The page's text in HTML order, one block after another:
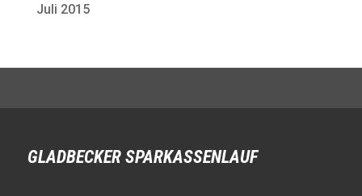
Juli 2015
GLADBECKER SPARKASSENLAUF